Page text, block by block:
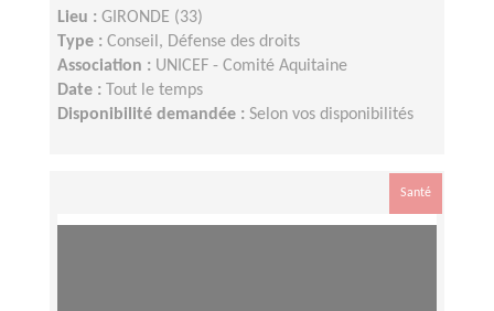
Lieu : GIRONDE (33)
Type : Conseil, Défense des droits
Association : UNICEF - Comité Aquitaine
Date :
Tout le temps
Disponibilité demandée : Selon vos disponibilités
Santé